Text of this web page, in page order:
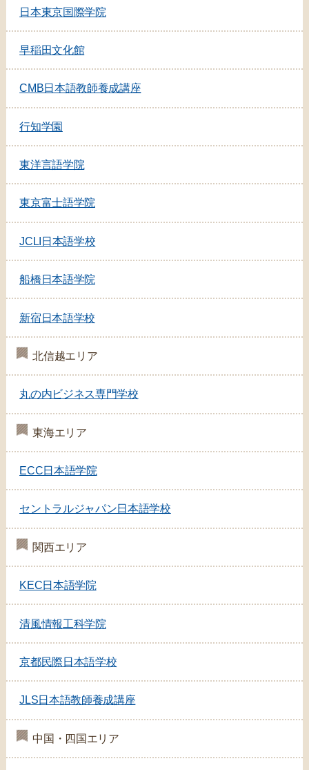
日本東京国際学院
早稲田文化館
CMB日本語教師養成講座
行知学園
東洋言語学院
東京富士語学院
JCLI日本語学校
船橋日本語学院
新宿日本語学校
北信越エリア
丸の内ビジネス専門学校
東海エリア
ECC日本語学院
セントラルジャパン日本語学校
関西エリア
KEC日本語学院
清風情報工科学院
京都民際日本語学校
JLS日本語教師養成講座
中国・四国エリア